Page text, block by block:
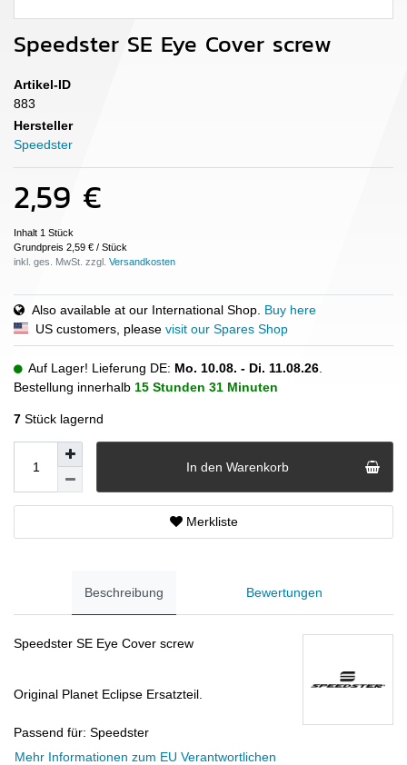
Speedster SE Eye Cover screw
Artikel-ID
883
Hersteller
Speedster
2,59 €
Inhalt 1 Stück
Grundpreis 2,59 € / Stück
inkl. ges. MwSt. zzgl.
Also available at our International Shop. Buy here
US customers, please visit our Spares Shop
Auf Lager! Lieferung DE: Mo. 10.08. - Di. 11.08.26.
Bestellung innerhalb 15 Stunden 31 Minuten
7 Stück lagernd
In den Warenkorb
Merkliste
Beschreibung Bewertungen
Speedster SE Eye Cover screw
Original Planet Eclipse Ersatzteil.
Passend für: Speedster
Mehr Informationen zum EU Verantwortlichen